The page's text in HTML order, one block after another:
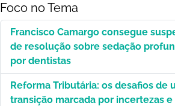
Foco no Tema
Francisco Camargo consegue
de resolução sobre sedação
por dentistas
Reforma Tributária: os desafios de
transição marcada por incertezas e